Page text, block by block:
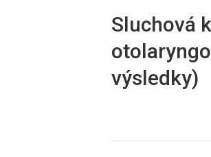
Sluchová
výsledky)